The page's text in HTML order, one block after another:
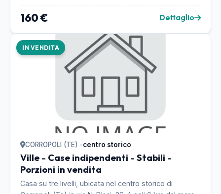
160 € Dettaglio
IN VENDITA
CORROPOLI (TE) -centro storico
Ville - Case indipendenti - Stabili -
Porzioni in vendita
Casa su tre livelli, ubicata nel centro storico di